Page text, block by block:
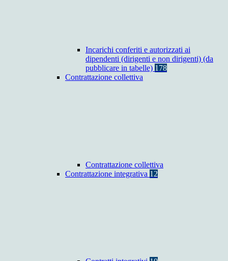
Incarichi conferiti e autorizzati ai
dipendenti (dirigenti e non dirigenti) (da
pubblicare in tabelle) 178
Contrattazione collettiva
Contrattazione collettiva
Contrattazione integrativa 12